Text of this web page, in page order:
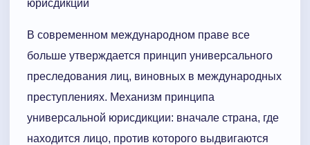
юрисдикции
В современном международном праве все
больше утверждается принцип универсального
преследования лиц, виновных в международных
преступлениях. Механизм принципа
универсальной юрисдикции: вначале страна, где
находится лицо, против которого выдвигаются